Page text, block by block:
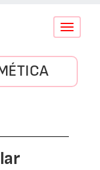
Conmutar